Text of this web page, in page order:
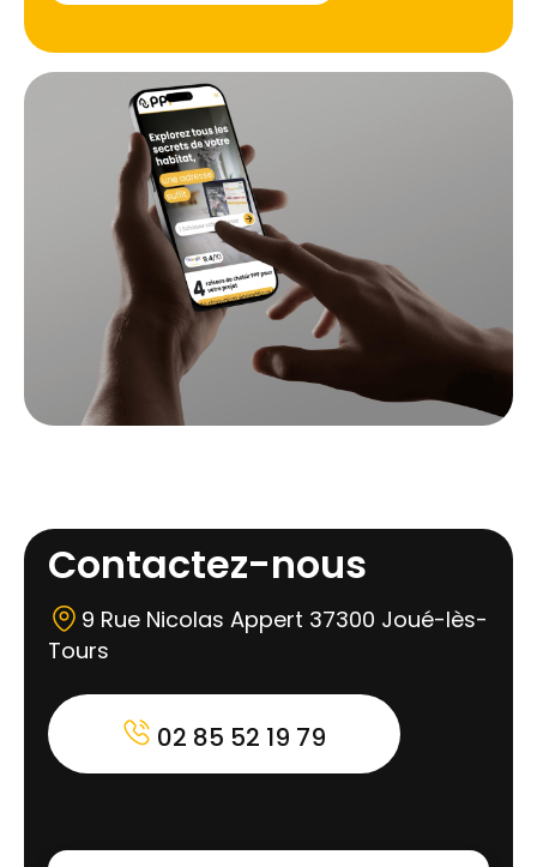
Contactez-nous
9 Rue Nicolas Appert 37300 Joué-lès-
Tours
02 85 52 19 79